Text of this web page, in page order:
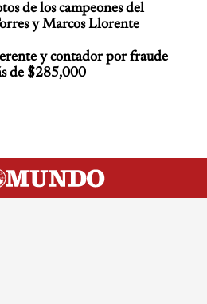
de los campeones del
y Marcos Llorente
y contador por fraude
de $285,000